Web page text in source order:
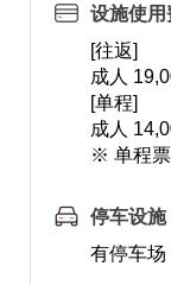
设施使用
[往返]
成人
[单程]
成人
※ 单程
停车设施
有停车场